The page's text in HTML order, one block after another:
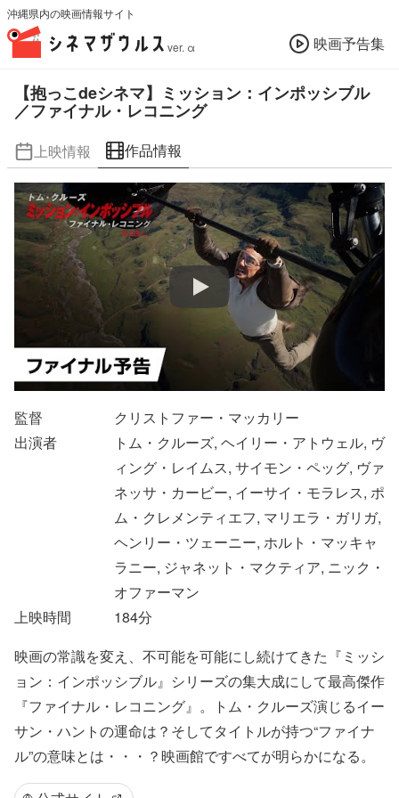
沖縄県内の映画情報サイト
ver. α 映画予告集
【抱っこdeシネマ】ミッション：インポッシブル
／ファイナル・レコニング
上映情報 作品情報
監督
クリストファー・マッカリー
出演者
トム・クルーズ, ヘイリー・アトウェル, ヴ
ィング・レイムス, サイモン・ペッグ, ヴァ
ネッサ・カービー, イーサイ・モラレス, ポ
ム・クレメンティエフ, マリエラ・ガリガ,
ヘンリー・ツェーニー, ホルト・マッキャ
ラニー, ジャネット・マクティア, ニック・
オファーマン
上映時間
184分
映画の常識を変え、不可能を可能にし続けてきた『ミッシ
ョン：インポッシブル』シリーズの集大成にして最高傑作
『ファイナル・レコニング』。トム・クルーズ演じるイー
サン・ハントの運命は？そしてタイトルが持つ“ファイナ
ル”の意味とは・・・？映画館ですべてが明らかになる。